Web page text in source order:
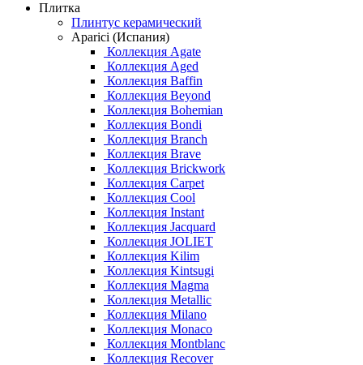
Плитка
Плинтус керамический
Aparici (Испания)
Коллекция Agate
Коллекция Aged
Коллекция Baffin
Коллекция Beyond
Коллекция Bohemian
Коллекция Bondi
Коллекция Branch
Коллекция Brave
Коллекция Brickwork
Коллекция Carpet
Коллекция Cool
Коллекция Instant
Коллекция Jacquard
Коллекция JOLIET
Коллекция Kilim
Коллекция Kintsugi
Коллекция Magma
Коллекция Metallic
Коллекция Milano
Коллекция Monaco
Коллекция Montblanc
Коллекция Recover